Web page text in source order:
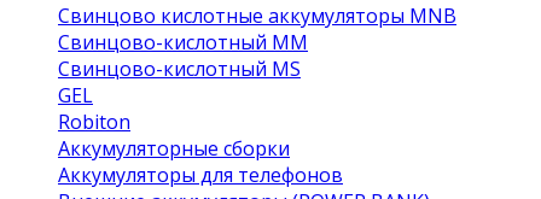
Свинцово кислотные аккумуляторы MNB
Cвинцово-кислотный MM
Cвинцово-кислотный MS
GEL
Robiton
Аккумуляторные сборки
Аккумуляторы для телефонов